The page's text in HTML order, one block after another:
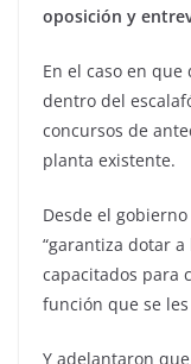
oposición y
En el caso en
dentro del
concursos de
planta existente.
Desde el
“garantiza dotar
capacitados para
función que se les
Y adelantaron que